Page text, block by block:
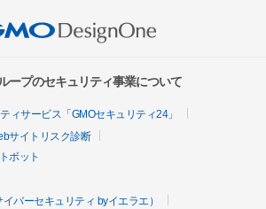
ープのセキュリティ事業について
ィサービス「GMOセキュリティ24」
サイトリスク診断
ボット
バーセキュリティ byイエラエ）